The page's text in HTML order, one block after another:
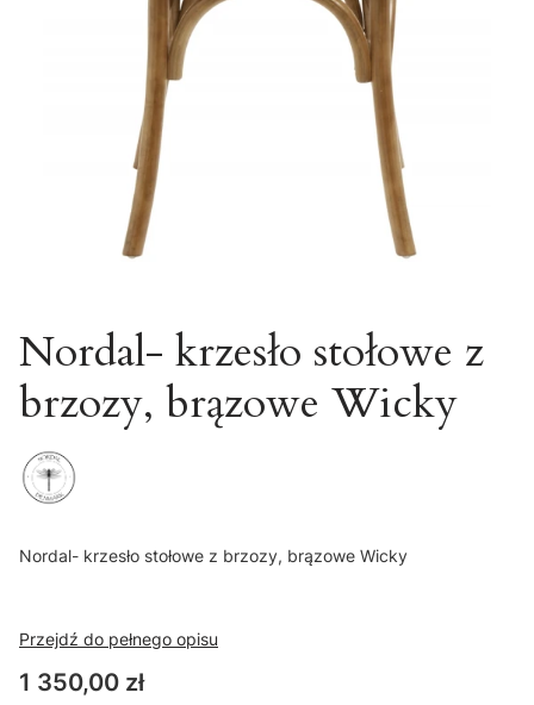
Nordal- krzesło stołowe z
brzozy, brązowe Wicky
Nordal- krzesło stołowe z brzozy, brązowe Wicky
Przejdź do pełnego opisu
Cena
1 350,00 zł